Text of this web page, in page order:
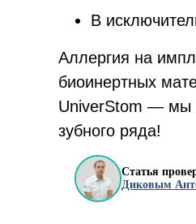
В
Аллергия на
биоинертных
UniverStom — мы
зубного ряда!
Статья
Диковым